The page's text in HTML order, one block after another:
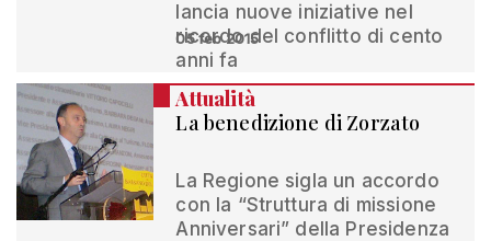
lancia nuove iniziative nel
ricordo del conflitto di cento
anni fa
05 feb 2015
Attualità
La benedizione di Zorzato
La Regione sigla un accordo
con la “Struttura di missione
Anniversari” della Presidenza